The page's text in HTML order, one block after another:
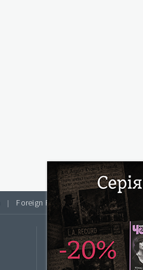
| Foreign Rights |
Інтернет-магазин
46018, м. Тернопіль, А/С